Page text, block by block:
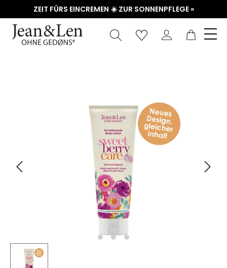
ZEIT FÜRS EINCREMEN ☀️ ZUR SONNENPFLEGE »